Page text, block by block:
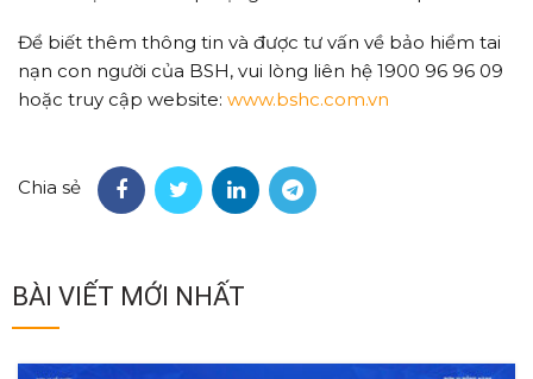
Để biết thêm thông tin và được tư vấn về bảo hiểm tai
nạn con người của BSH, vui lòng liên hệ 1900 96 96 09
hoặc truy cập website: www.bshc.com.vn
Chia sẻ
BÀI VIẾT MỚI NHẤT